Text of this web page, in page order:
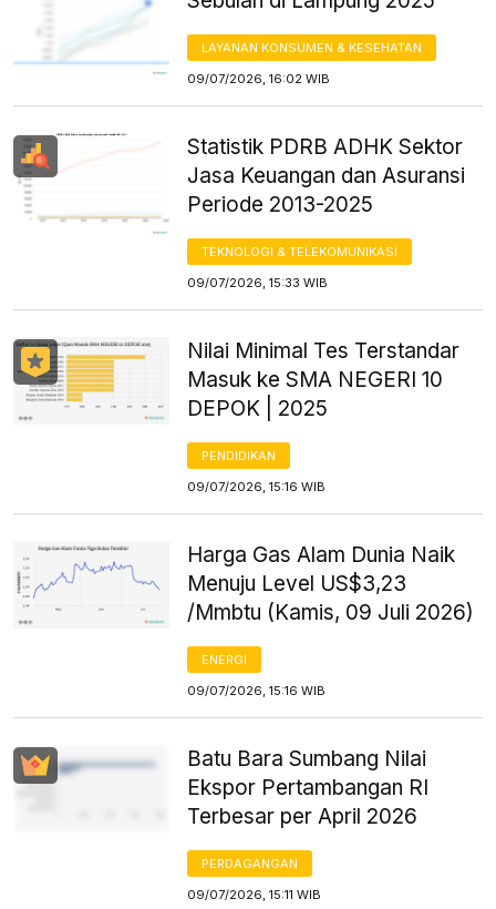
LAYANAN KONSUMEN & KESEHATAN
09/07/2026, 16:02 WIB
Statistik PDRB ADHK Sektor
Jasa Keuangan dan Asuransi
Periode 2013-2025
TEKNOLOGI & TELEKOMUNIKASI
09/07/2026, 15:33 WIB
Nilai Minimal Tes Terstandar
Masuk ke SMA NEGERI 10
DEPOK | 2025
PENDIDIKAN
09/07/2026, 15:16 WIB
Harga Gas Alam Dunia Naik
Menuju Level US$3,23
/Mmbtu (Kamis, 09 Juli 2026)
ENERGI
09/07/2026, 15:16 WIB
Batu Bara Sumbang Nilai
Ekspor Pertambangan RI
Terbesar per April 2026
PERDAGANGAN
09/07/2026, 15:11 WIB